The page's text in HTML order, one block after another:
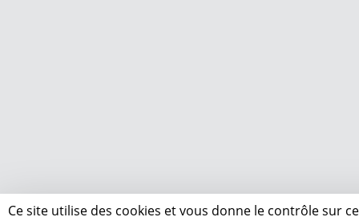
Ce site utilise des cookies et vous donne le contrôle sur